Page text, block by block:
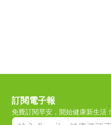
訂閱電子報
免費訂閱早安，開始健康新生活！